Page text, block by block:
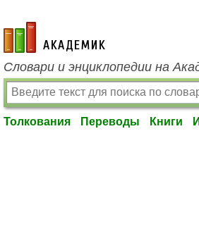
academic.ru
Словари и энциклопедии на
Толкования Переводы Книги